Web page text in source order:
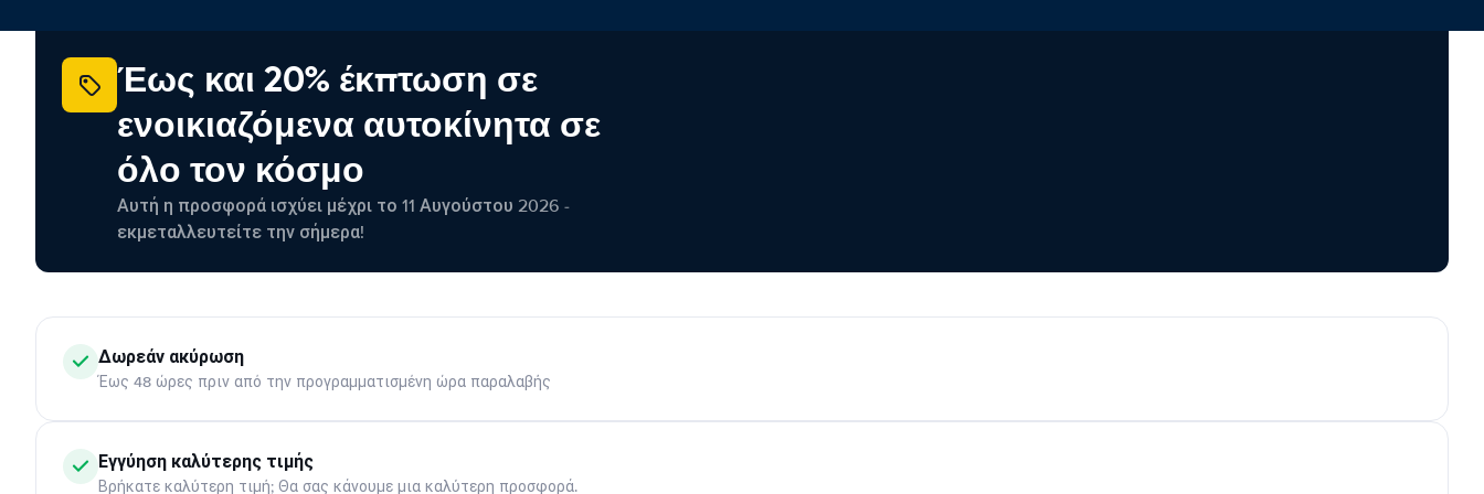
Έως και 20% έκπτωση σε
ενοικιαζόμενα αυτοκίνητα σε
όλο τον κόσμο
Αυτή η προσφορά ισχύει μέχρι το 11 Αυγούστου 2026 -
εκμεταλλευτείτε την σήμερα!
Δωρεάν ακύρωση
Έως 48 ώρες πριν από την προγραμματισμένη ώρα παραλαβής
Εγγύηση καλύτερης τιμής
Βρήκατε καλύτερη τιμή; Θα σας κάνουμε μια καλύτερη προσφορά.